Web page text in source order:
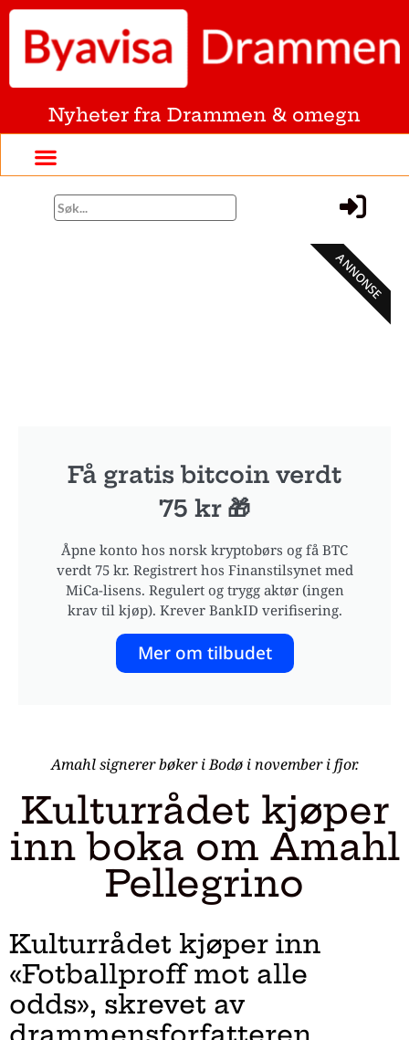
Nyheter fra Drammen & omegn
Få gratis bitcoin verdt
75 kr 🎁
Åpne konto hos norsk kryptobørs og få BTC
verdt 75 kr. Registrert hos Finanstilsynet med
MiCa-lisens. Regulert og trygg aktør (ingen
krav til kjøp). Krever BankID verifisering.
Mer om tilbudet
ANNONSE
Amahl signerer bøker i Bodø i november i fjor.
Kulturrådet kjøper
inn boka om Amahl
Pellegrino
Kulturrådet kjøper inn
«Fotballproff mot alle
odds», skrevet av